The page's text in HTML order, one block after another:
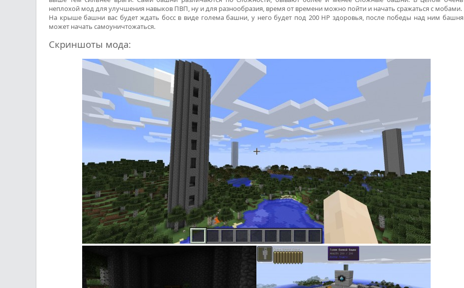
неплохой мод для улучшения навыков ПВП, ну и для разнообразия, время от времени можно пойти и начать сражаться с мобами.
На крыше башни вас будет ждать босс в виде голема башни, у него будет под 200 HP здоровья, после победы над ним башня
может начать самоуничтожаться.
Скриншоты мода: